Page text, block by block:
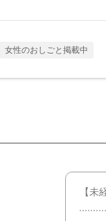
女性のおしごと掲載中
【